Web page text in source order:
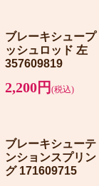
ブレーキシュープ
ッシュロッド 左
357609819
2,200円 (税込)
ブレーキシューテ
ンションスプリン
グ 171609715